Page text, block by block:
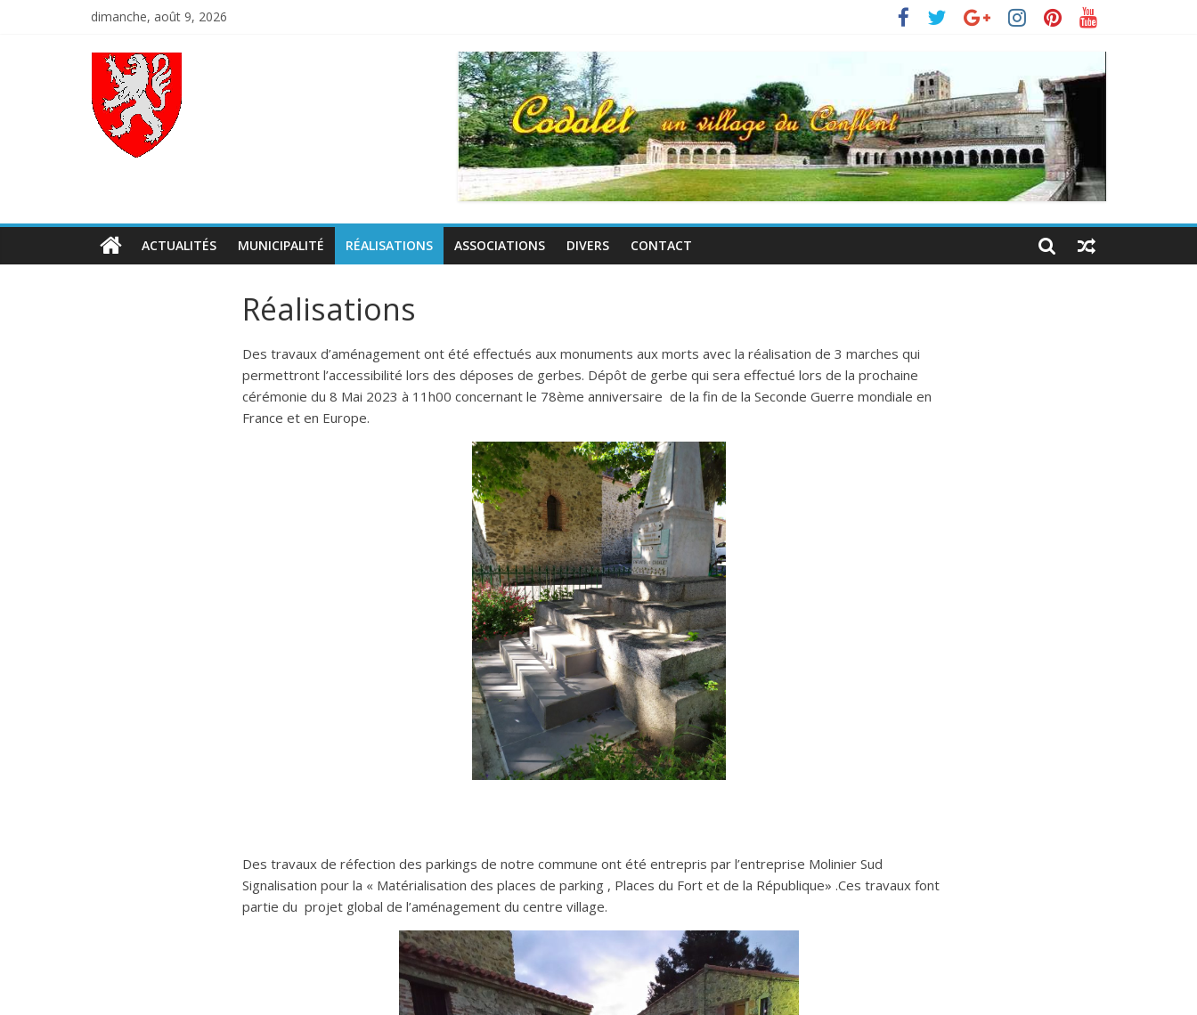
dimanche, août 9, 2026
Codalet
Porte
du
Conflent
ACTUALITÉS MUNICIPALITÉ RÉALISATIONS ASSOCIATIONS DIVERS CONTACT
Réalisations
Des travaux d’aménagement ont été effectués aux monuments aux morts avec la réalisation de 3 marches qui
permettront l’accessibilité lors des déposes de gerbes. Dépôt de gerbe qui sera effectué lors de la prochaine
cérémonie du 8 Mai 2023 à 11h00 concernant le 78ème anniversaire de la fin de la Seconde Guerre mondiale en
France et en Europe.
Des travaux de réfection des parkings de notre commune ont été entrepris par l’entreprise Molinier Sud
Signalisation pour la « Matérialisation des places de parking , Places du Fort et de la République» .Ces travaux font
partie du projet global de l’aménagement du centre village.